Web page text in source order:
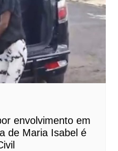
envolvimento em
de Maria Isabel é